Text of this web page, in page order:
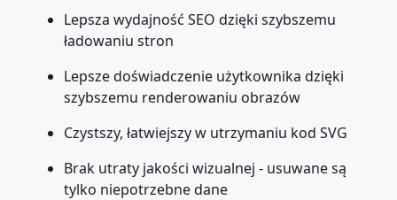
Lepsza wydajność SEO dzięki szybszemu
ładowaniu stron
Lepsze doświadczenie użytkownika dzięki
szybszemu renderowaniu obrazów
Czystszy, łatwiejszy w utrzymaniu kod SVG
Brak utraty jakości wizualnej - usuwane są
tylko niepotrzebne dane